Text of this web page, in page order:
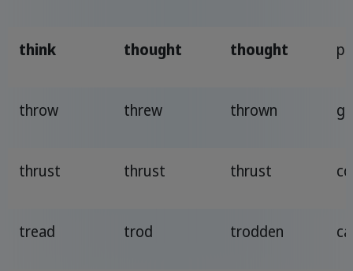
think thought thought
throw threw thrown
thrust thrust thrust
tread trod trodden